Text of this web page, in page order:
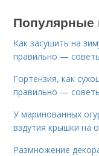
Популярные
Как засушить на
правильно —
Гортензия, как
правильно —
У маринованных
вздутия крышки на
Размножение